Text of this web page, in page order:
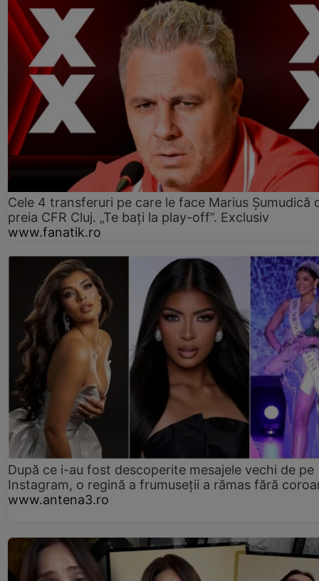
Cele 4 transferuri pe care le face Marius Șumudică
preia CFR Cluj. „Te bați la play-off”. Exclusiv
www.fanatik.ro
După ce i-au fost descoperite mesajele vechi de pe
Instagram, o regină a frumuseții a rămas fără
www.antena3.ro